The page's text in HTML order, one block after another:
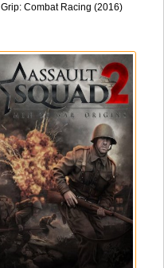
Grip: Combat Racing (2016)